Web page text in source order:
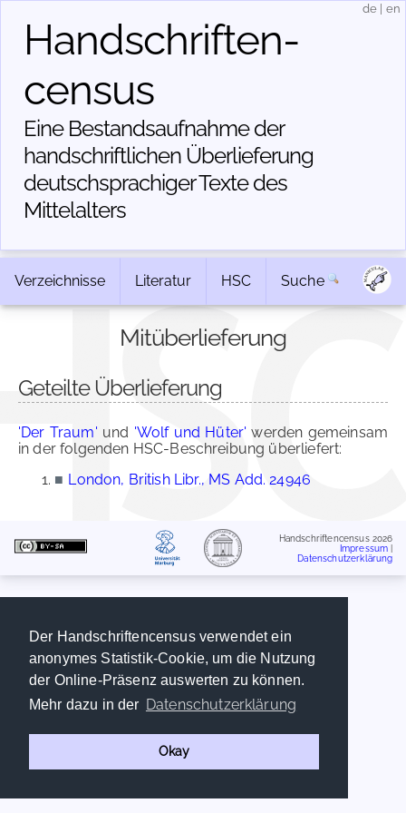
Der Handschriftencensus verwendet ein
anonymes Statistik-Cookie, um die Nutzung
der Online-Präsenz auswerten zu können.
Mehr dazu in der Datenschutzerklärung
Okay
Handschriften­
census
Eine Bestandsaufnahme der
handschriftlichen Über­lieferung
deutschsprachiger Texte des
Mittelalters
de en
Verzeichnisse Literatur HSC Suche
Mitüberlieferung
Geteilte Überlieferung
'Der Traum' und 'Wolf und Hüter' werden gemeinsam
in der folgenden HSC-Beschreibung überliefert:
■ London, British Libr., MS Add. 24946
Handschriftencensus 2026
Impressum
Datenschutzerklärung